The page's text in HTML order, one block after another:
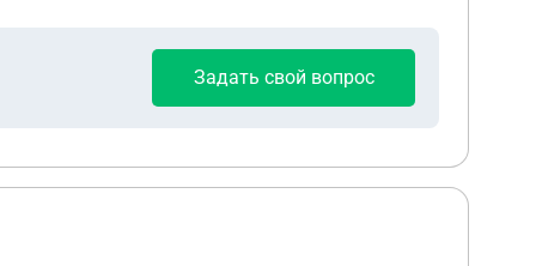
Задать свой вопрос